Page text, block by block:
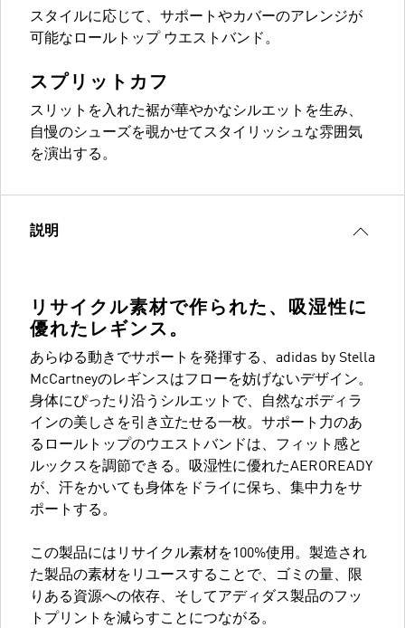
スタイルに応じて、サポートやカバーのアレンジが
可能なロールトップ ウエストバンド。
スプリットカフ
スリットを入れた裾が華やかなシルエットを生み、
自慢のシューズを覗かせてスタイリッシュな雰囲気
を演出する。
説明
リサイクル素材で作られた、吸湿性に
優れたレギンス。
あらゆる動きでサポートを発揮する、adidas by Stella
McCartneyのレギンスはフローを妨げないデザイン。
身体にぴったり沿うシルエットで、自然なボディラ
インの美しさを引き立たせる一枚。サポート力のあ
るロールトップのウエストバンドは、フィット感と
ルックスを調節できる。吸湿性に優れたAEROREADY
が、汗をかいても身体をドライに保ち、集中力をサ
ポートする。
この製品にはリサイクル素材を100%使用。製造され
た製品の素材をリユースすることで、ゴミの量、限
りある資源への依存、そしてアディダス製品のフッ
トプリントを減らすことにつながる。